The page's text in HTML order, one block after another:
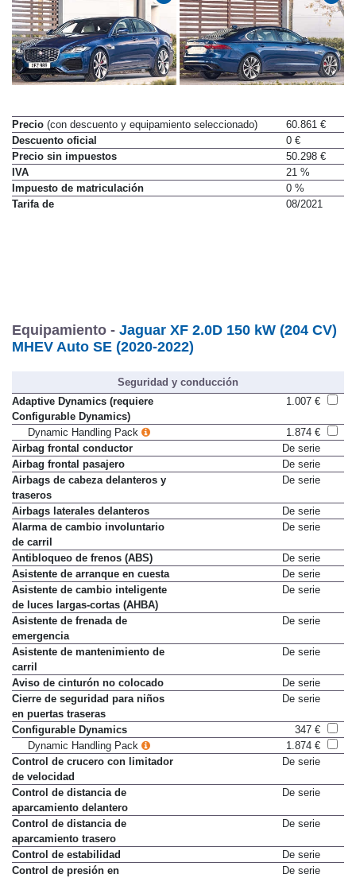
Precio (con descuento y equipamiento seleccionado)
60.861 €
Descuento oficial
0 €
Precio sin impuestos
50.298 €
IVA
21 %
Impuesto de matriculación
0 %
Tarifa de
08/2021
Equipamiento - Jaguar XF 2.0D 150 kW (204 CV)
MHEV Auto SE (2020-2022)
Seguridad y conducción
Adaptive Dynamics (requiere
Configurable Dynamics)
1.007 €
Dynamic Handling Pack
1.874 €
Airbag frontal conductor
De serie
Airbag frontal pasajero
De serie
Airbags de cabeza delanteros y
traseros
De serie
Airbags laterales delanteros
De serie
Alarma de cambio involuntario
de carril
De serie
Antibloqueo de frenos (ABS)
De serie
Asistente de arranque en cuesta
De serie
Asistente de cambio inteligente
de luces largas-cortas (AHBA)
De serie
Asistente de frenada de
emergencia
De serie
Asistente de mantenimiento de
carril
De serie
Aviso de cinturón no colocado
De serie
Cierre de seguridad para niños
en puertas traseras
De serie
Configurable Dynamics
347 €
Dynamic Handling Pack
1.874 €
Control de crucero con limitador
de velocidad
De serie
Control de distancia de
aparcamiento delantero
De serie
Control de distancia de
aparcamiento trasero
De serie
Control de estabilidad
De serie
Control de presión en
De serie